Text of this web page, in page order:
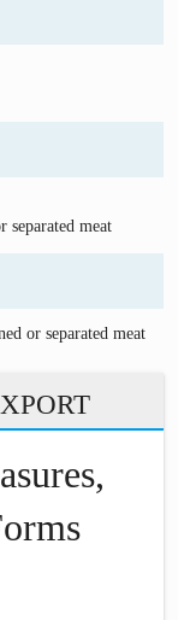
separated meat
or separated meat